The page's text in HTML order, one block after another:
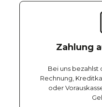
Zahlung
Bei uns bezahlst
Rechnung,
oder